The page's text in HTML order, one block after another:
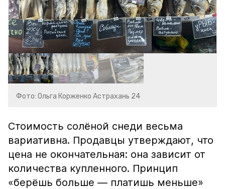
Фото: Ольга Корженко Астрахань 24
Стоимость солёной снеди весьма
вариативна. Продавцы утверждают, что
цена не окончательная: она зависит от
количества купленного. Принцип
«берёшь больше — платишь меньше»